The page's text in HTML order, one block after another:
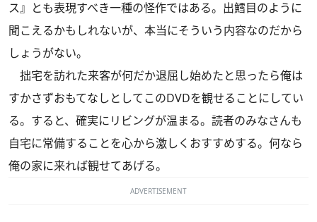
ス』とも表現すべき一種の怪作ではある。出鱈目のように
聞こえるかもしれないが、本当にそういう内容なのだから
しょうがない。
拙宅を訪れた来客が何だか退屈し始めたと思ったら俺は
すかさずおもてなしとしてこのDVDを観せることにしてい
る。すると、確実にリビングが温まる。読者のみなさんも
自宅に常備することを心から激しくおすすめする。何なら
俺の家に来れば観せてあげる。
ADVERTISEMENT